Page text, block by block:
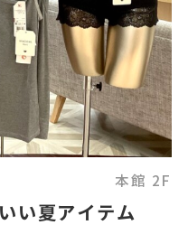
本館 2F
い夏アイテム